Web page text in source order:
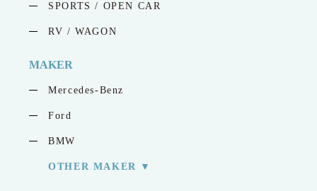
SPORTS / OPEN CAR
RV / WAGON
MAKER
Mercedes-Benz
Ford
BMW
OTHER MAKER